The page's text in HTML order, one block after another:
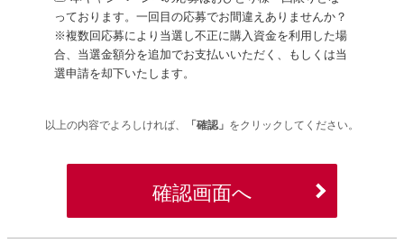
※正式発注可能なモデルについては、販売員にお問い合わせください。
キャンペーン応募期間
2026年4月16日（木）10:00～2026年8月31日（月）19:00
賞品のご利用について
――――――――――――以下は賞品によりご案内が異なります
以下3項目を満たす場合に、賞品が適用されます。
っております。一回目の応募でお間違えありませんか？
※複数回応募により当選し不正に購入資金を利用した場
合、当選金額分を追加でお支払いいただく、もしくは当
選申請を却下いたします。
以上の内容でよろしければ、 「確認」 をクリックしてください。
確認画面へ